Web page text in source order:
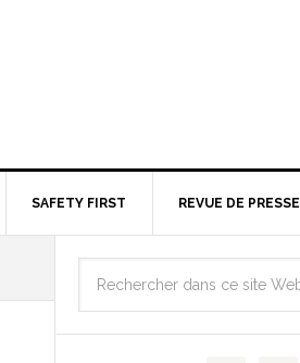
SAFETY FIRST REVUE DE PRESSE